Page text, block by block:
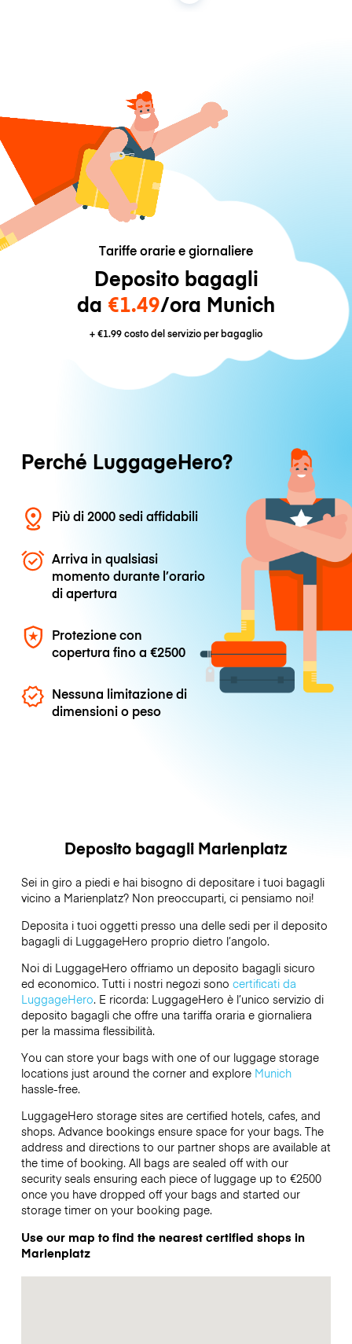
Tariffe orarie e giornaliere
Deposito bagagli
da €1.49/ora Munich
+€1.99costo del servizio per bagaglio
Perché LuggageHero?
Più di 2000 sedi affidabili
Arriva in qualsiasi
momento durante l’orario
di apertura
Protezione con
copertura fino a€2500
Nessuna limitazione di
dimensioni o peso
Deposito bagagli Marienplatz
Sei in giro a piedi e hai bisogno di depositare i tuoi bagagli
vicino a Marienplatz? Non preoccuparti, ci pensiamo noi!
Deposita i tuoi oggetti presso una delle sedi per il deposito
bagagli di LuggageHero proprio dietro l’angolo.
Noi di LuggageHero offriamo un deposito bagagli sicuro
ed economico. Tutti i nostri negozi sono certificati da
LuggageHero. E ricorda: LuggageHero è l’unico servizio di
deposito bagagli che offre una tariffa oraria e giornaliera
per la massima flessibilità.
You can store your bags with one of our luggage storage
locations just around the corner and explore Munich
hassle-free.
LuggageHero storage sites are certified hotels, cafes, and
shops. Advance bookings ensure space for your bags. The
address and directions to our partner shops are available at
the time of booking. All bags are sealed off with our
security seals ensuring each piece of luggage up to €2500
once you have dropped off your bags and started our
storage timer on your booking page.
Use our map to find the nearest certified shops in
Marienplatz